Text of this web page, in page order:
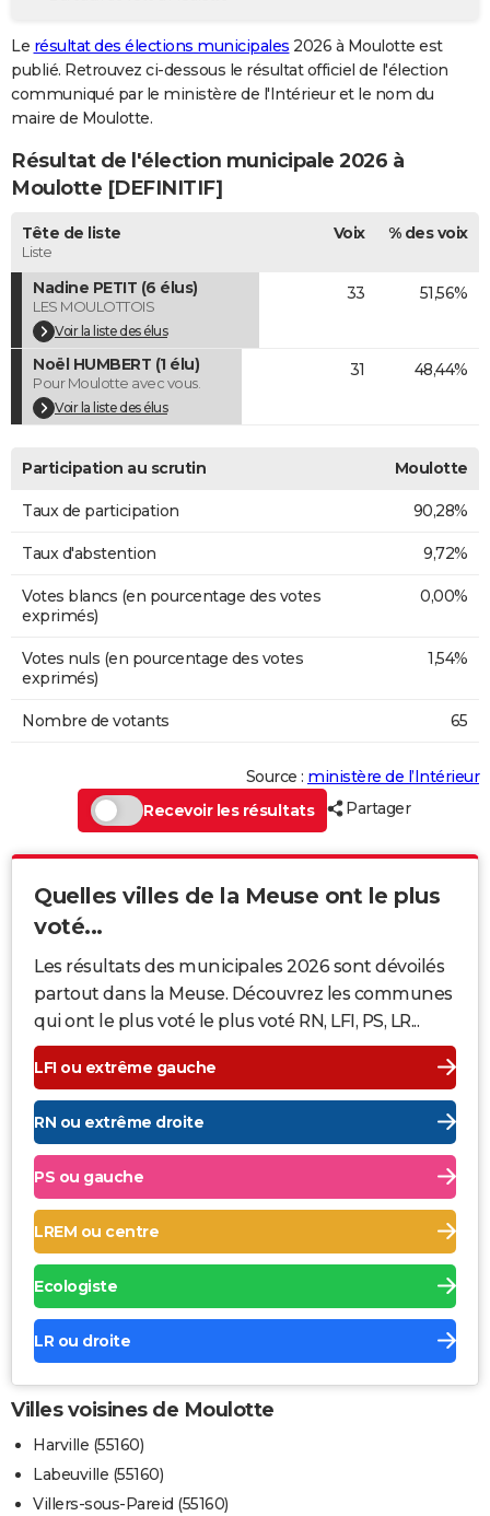
GUIDES D'ACHAT
BONS PLANS
CARTE DE VOEUX
Carte de Noël
Carte Bonne année
Carte Saint-Valentin
Carte Pâques
Carte d'anniversaire
DICTIONNAIRE
Dictionnaire
Biographies
Citations
Expressions
Proverbes
PROGRAMME TV
COPAINS D'AVANT
S'inscrire
Se connecter
Lycées
Collèges
Primaires
Universités
Entreprises
Service militaire
Avis de recherche
AVIS DE DÉCÈS
FORUM
Bricolage
Lifestyle
Culture
Sport
Auto
Television
Voyage
Cinema
Le résultat des élections municipales 2026 à Moulotte est
publié. Retrouvez ci-dessous le résultat officiel de l'élection
communiqué par le ministère de l'Intérieur et le nom du
maire de Moulotte.
Résultat de l'élection municipale 2026 à
Moulotte [DEFINITIF]
Tête de liste
Liste
Voix % des voix
Nadine PETIT (6 élus)
LES MOULOTTOIS
Voir la liste des élus
33 51,56%
Noël HUMBERT (1 élu)
Pour Moulotte avec vous.
Voir la liste des élus
31 48,44%
Participation au scrutin Moulotte
Taux de participation 90,28%
Taux d'abstention 9,72%
Votes blancs (en pourcentage des votes
exprimés)
0,00%
Votes nuls (en pourcentage des votes
exprimés)
1,54%
Nombre de votants 65
Source : ministère de l’Intérieur
Recevoir les résultats
Partager
Quelles villes de la Meuse ont le plus
voté...
Les résultats des municipales 2026 sont dévoilés
partout dans la Meuse. Découvrez les communes
qui ont le plus voté le plus voté RN, LFI, PS, LR...
LFI ou extrême gauche
RN ou extrême droite
PS ou gauche
LREM ou centre
Ecologiste
LR ou droite
Villes voisines de Moulotte
Harville (55160)
Labeuville (55160)
Villers-sous-Pareid (55160)